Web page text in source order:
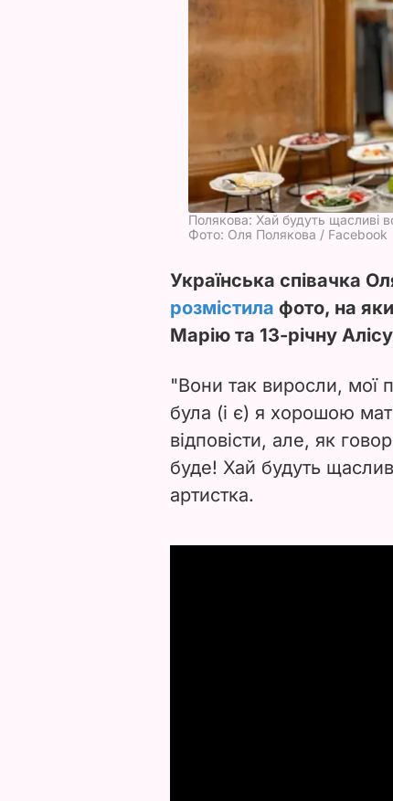
Полякова: Хай будуть щасливі
Фото: Оля Полякова / Facebook
Українська співачка
розмістила фото, на
Марію та 13-річну
"Вони так виросли, мої
була (і є) я хорошою
відповісти, але, як
буде! Хай будуть
артистка.